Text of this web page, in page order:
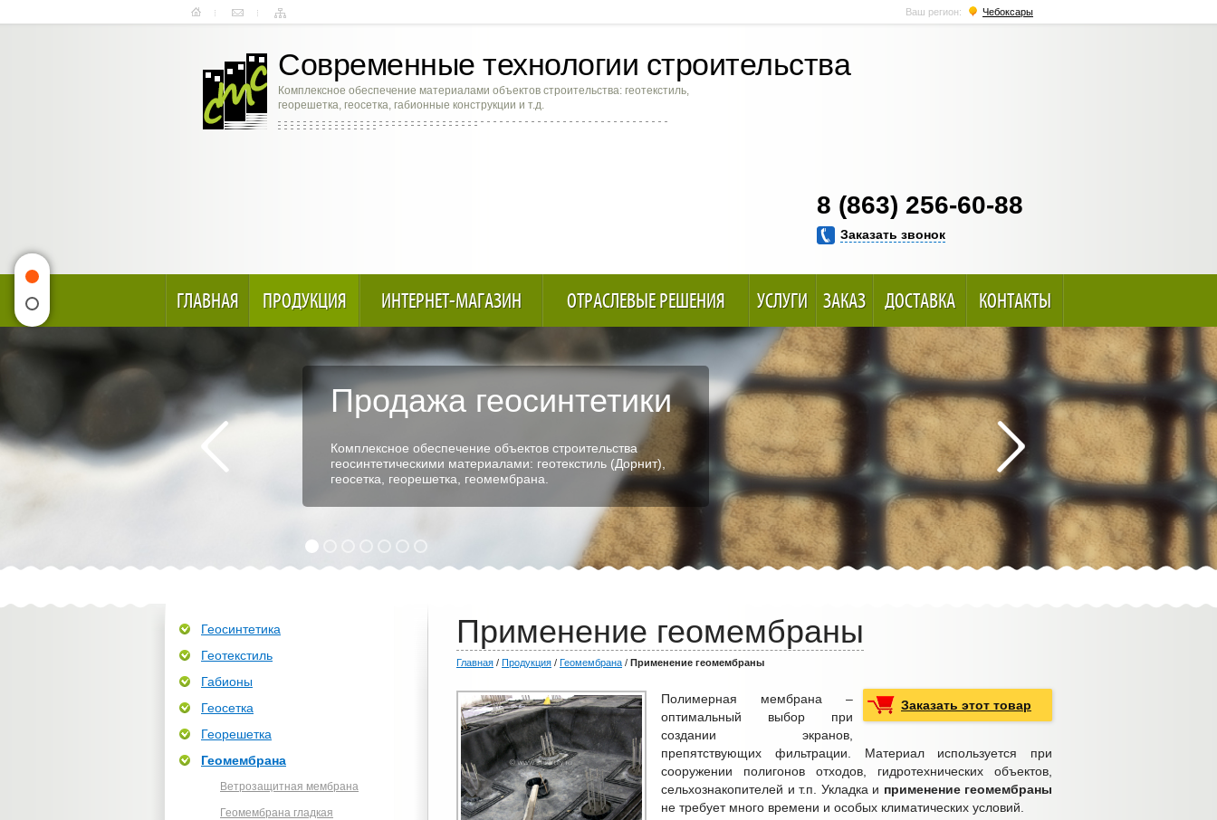
Ваш регион: Чебоксары
Современные технологии строительства
Комплексное обеспечение материалами объектов строительства: геотекстиль,
георешетка, геосетка, габионные конструкции и т.д.
8 (863) 256-60-88
Заказать звонок
ГЛАВНАЯ ПРОДУКЦИЯ ИНТЕРНЕТ-МАГАЗИН ОТРАСЛЕВЫЕ РЕШЕНИЯ УСЛУГИ ЗАКАЗ ДОСТАВКА КОНТАКТЫ
Продажа геосинтетики
Комплексное обеспечение объектов строительства
геосинтетическими материалами: геотекстиль (Дорнит),
геосетка, георешетка, геомембрана.
Применение геомембраны
Главная / Продукция / Геомембрана / Применение геомембраны
Заказать этот товар
Полимерная мембрана –
оптимальный выбор при
создании экранов,
препятствующих фильтрации. Материал используется при
сооружении полигонов отходов, гидротехнических объектов,
сельхознакопителей и т.п. Укладка и применение геомембраны
не требует много времени и особых климатических условий.
Геосинтетика
Геотекстиль
Габионы
Геосетка
Георешетка
Геомембрана
Ветрозащитная мембрана
Геомембрана гладкая